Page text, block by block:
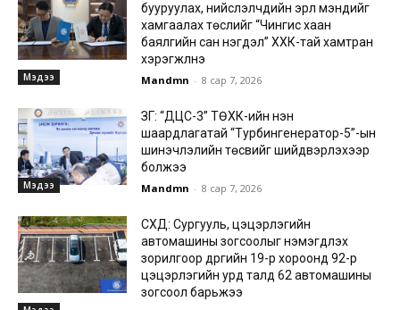
Мэдээ
бууруулах, нийслэлчүүдийн эрүүл мэндийг
хамгаалах төслийг “Чингис хаан
баялгийн сан нэгдэл” ХХК-тай хамтран
хэрэгжүүлнэ
Mandmn - 8 сар 7, 2026
Мэдээ
ЗГ: “ДЦС-3” ТӨХК-ийн нэн
шаардлагатай “Турбингенератор-5”-ын
шинэчлэлийн төсвийг шийдвэрлэхээр
болжээ
Mandmn - 8 сар 7, 2026
СХД: Сургууль, цэцэрлэгийн
автомашины зогсоолыг нэмэгдүүлэх
зорилгоор дүүргийн 19-р хороонд 92-р
цэцэрлэгийн урд талд 62 автомашины
зогсоол барьжээ